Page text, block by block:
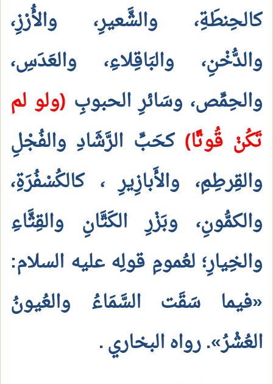
كالحِنطَةِ، والشَّعيرِ، والأُرْزِ،
والدُّخْنِ، والبَاقِلاءِ، والعَدَسِ،
والحِمِّص، وسَائرِ الحبوبِ (ولو لم
تَكُنْ قُوتًا) كحَبِّ الرَّشَادِ والفُجْلِ
والقِرطِمِ، والأَبازِيرِ ، كالكُسْفُرَةِ،
والكمُّونِ، وبَزْرِ الكَتَّانِ والقِثَّاءِ
والخِيارِ؛ لعُمومِ قولِه عليه السلام:
«فيما سَقَت السَّمَاءُ والعُيونُ
العُشْرُ». رواه البخاري.